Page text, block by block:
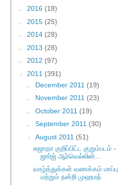
► 2016 (18)
► 2015 (25)
► 2014 (28)
► 2013 (28)
► 2012 (97)
▼ 2011 (391)
► December 2011 (19)
► November 2011 (23)
► October 2011 (19)
► September 2011 (30)
▼ August 2011 (51)
சுஜாதா குறிப்பிட்ட குறும்படம் -
ஜார்ஜ் ஆர்வெல்லின்...
வாழ்த்துக்கள் வணக்கம் மாப்பு
மற்றும் நன்றி முஹமத்